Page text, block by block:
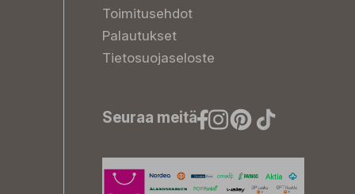
Toimitusehdot
Palautukset
Tietosuojaseloste
Seuraa meitä